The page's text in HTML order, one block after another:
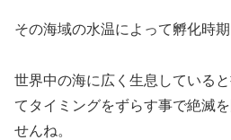
その海域の水温によって孵化時期
世界中の海に広く生息している
てタイミングをずらす事で絶滅
せんね。